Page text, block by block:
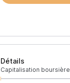
Détails
Capitalisation boursière